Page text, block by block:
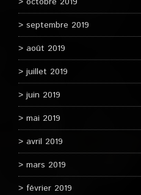
septembre 2019
août 2019
juillet 2019
juin 2019
mai 2019
avril 2019
mars 2019
février 2019